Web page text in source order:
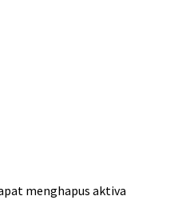
menghapus aktiva